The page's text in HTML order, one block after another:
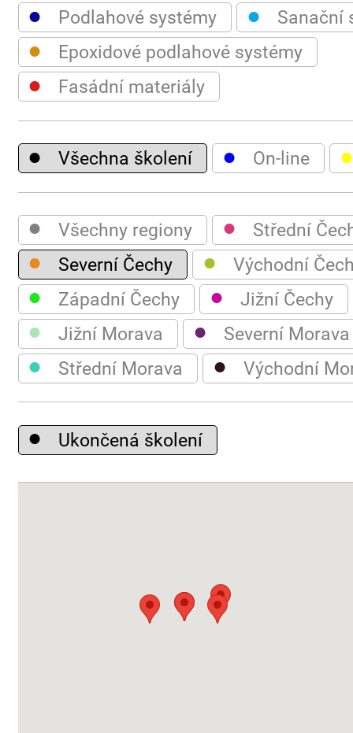
● Podlahové systémy ● Sanační
● Epoxidové podlahové systémy
● Fasádní materiály
● Všechna školení ● On-line ●
● Všechny regiony ● Střední
● Severní Čechy ● Východní
● Západní Čechy ● Jižní Čechy
● Jižní Morava ● Severní Morava
● Střední Morava ● Východní
● Ukončená školení